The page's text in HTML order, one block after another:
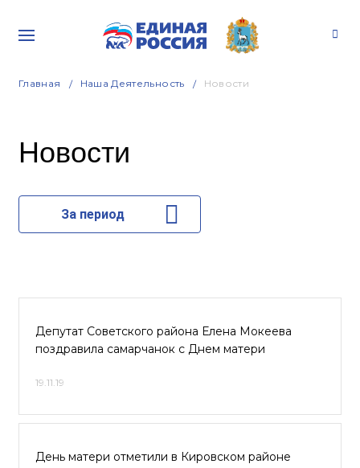
Главная Наша Деятельность Новости
Новости
За период
Депутат Советского района Елена Мокеева
поздравила самарчанок с Днем матери
19.11.19
День матери отметили в Кировском районе